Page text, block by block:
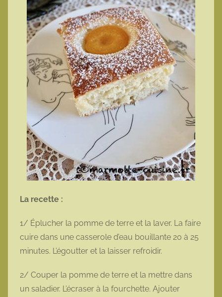
La recette :
1/ Éplucher la pomme de terre et la laver. La faire
cuire dans une casserole d’eau bouillante 20 à 25
minutes. L’égoutter et la laisser refroidir.
2/ Couper la pomme de terre et la mettre dans
un saladier. L’écraser à la fourchette. Ajouter